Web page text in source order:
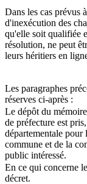
Dans les cas prévus
d'inexécution des
qu'elle soit qualifiée
résolution, ne peut
leurs héritiers en
Les paragraphes
réserves ci-après :
Le dépôt du
de préfecture est
départementale
commune et de la
public intéressé.
En ce qui concerne
décret.